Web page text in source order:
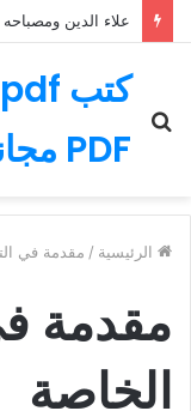
علاء الدين
PDF مجاناعن
الرئيسية / مقدمة في
مقدمة
الخاصة